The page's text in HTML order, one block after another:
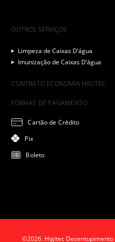
OUTROS SERVIÇOS
Limpeza de Caixas D’água
Imunização de Caixas D’água
CONTRATO ECONOMIA HIGITEC
FORMAS DE PAGAMENTO
Cartão de Crédito
Pix
Boleto
©2026. Higitec